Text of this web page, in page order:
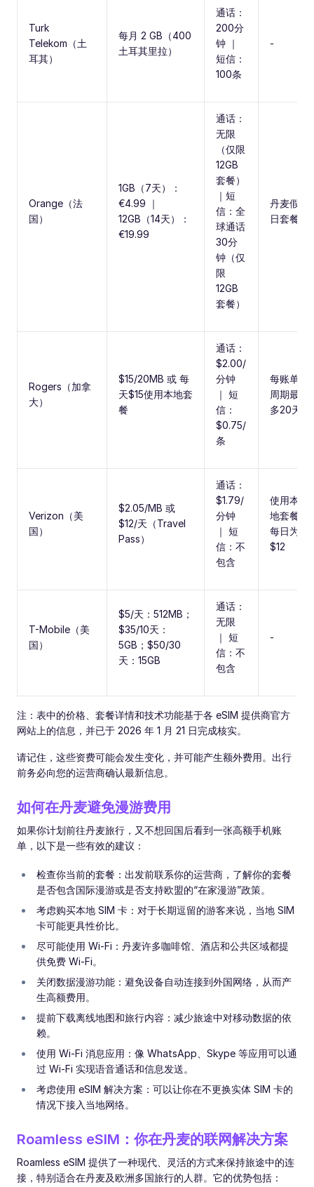
Turk
Telekom（土
耳其）
每月 2 GB（400
土耳其里拉）
通话：
200分
钟 ｜
短信：
100条
-
Orange（法
国）
1GB（7天）：
€4.99 ｜
12GB（14天）：
€19.99
通话：
无限
（仅限
12GB
套餐）
｜短
信：全
球通话
30分
钟（仅
限
12GB
套餐）
丹麦假
日套餐
Rogers（加拿
大）
$15/20MB 或 每
天$15使用本地套
餐
通话：
$2.00/
分钟
｜ 短
信：
$0.75/
条
每账单
周期最
多20天
Verizon（美
国）
$2.05/MB 或
$12/天（Travel
Pass）
通话：
$1.79/
分钟
｜ 短
信：不
包含
使用本
地套餐
每日为
$12
T-Mobile（美
国）
$5/天：512MB；
$35/10天：
5GB；$50/30
天：15GB
通话：
无限
｜ 短
信：不
包含
-
注：表中的价格、套餐详情和技术功能基于各 eSIM 提供商官方
网站上的信息，并已于 2026 年 1 月 21 日完成核实。
请记住，这些资费可能会发生变化，并可能产生额外费用。出行
前务必向您的运营商确认最新信息。
如何在丹麦避免漫游费用
如果你计划前往丹麦旅行，又不想回国后看到一张高额手机账
单，以下是一些有效的建议：
检查你当前的套餐：出发前联系你的运营商，了解你的套餐
是否包含国际漫游或是否支持欧盟的“在家漫游”政策。
考虑购买本地 SIM 卡：对于长期逗留的游客来说，当地 SIM
卡可能更具性价比。
尽可能使用 Wi-Fi：丹麦许多咖啡馆、酒店和公共区域都提
供免费 Wi-Fi。
关闭数据漫游功能：避免设备自动连接到外国网络，从而产
生高额费用。
提前下载离线地图和旅行内容：减少旅途中对移动数据的依
赖。
使用 Wi-Fi 消息应用：像 WhatsApp、Skype 等应用可以通
过 Wi-Fi 实现语音通话和信息发送。
考虑使用 eSIM 解决方案：可以让你在不更换实体 SIM 卡的
情况下接入当地网络。
Roamless eSIM：你在丹麦的联网解决方案
Roamless eSIM 提供了一种现代、灵活的方式来保持旅途中的连
接，特别适合在丹麦及欧洲多国旅行的人群。它的优势包括：